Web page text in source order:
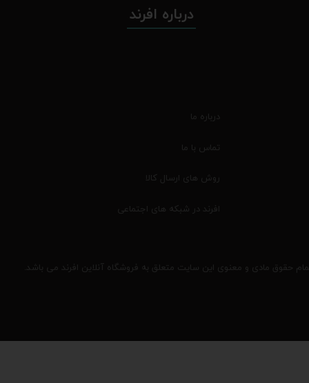
حقوق مادی و معنوی این سایت متعلق به فروشگاه آنلاین افرند می باشد.
درباره افرند
درباره ما
تماس با ما
روش های ارسال کالا
افرند در شبکه های اجتماعی